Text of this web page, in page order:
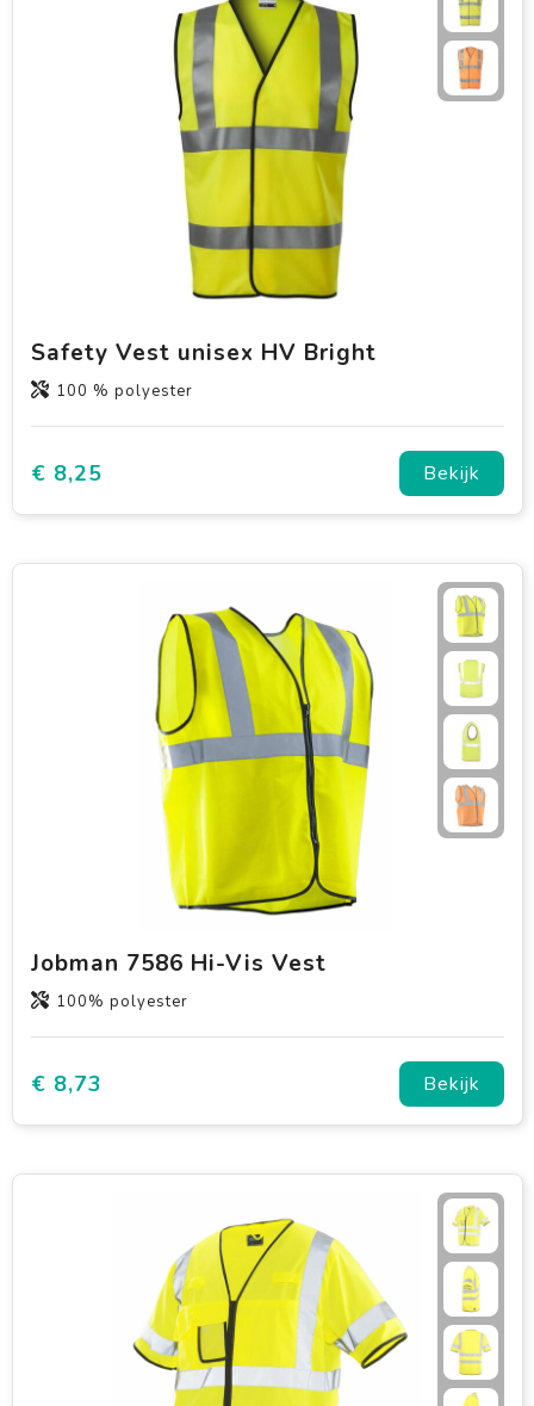
Safety Vest unisex HV Bright
100 % polyester
€ 8,25 Bekijk
Jobman 7586 Hi-Vis Vest
100% polyester
€ 8,73 Bekijk